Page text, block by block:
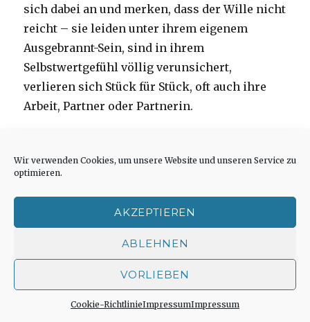
Wir verwenden Cookies, um unsere Website und unseren Service zu
optimieren.
AKZEPTIEREN
ABLEHNEN
VORLIEBEN
Cookie-RichtlinieImpressumImpressum
sich dabei an und merken, dass der Wille nicht
reicht – sie leiden unter ihrem eigenem
Ausgebrannt-Sein, sind in ihrem
Selbstwertgefühl völlig verunsichert,
verlieren sich Stück für Stück, oft auch ihre
Arbeit, Partner oder Partnerin.
wiederfinden können? Wollen sie sich wieder
Und wenn ihnen das Geschenk widerfährt,
dass sie sich wieder finden. Was ist das dann